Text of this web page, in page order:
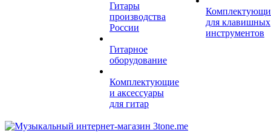
Гитары
производства
России
Гитарное
оборудование
Комплектующие
и аксессуары
для гитар
для клавишных
инструментов